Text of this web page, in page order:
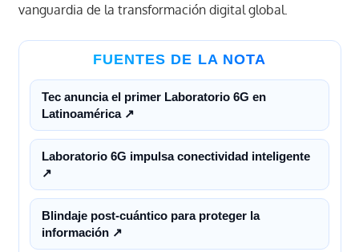
vanguardia de la transformación digital global.
FUENTES DE LA NOTA
Tec anuncia el primer Laboratorio 6G en
Latinoamérica ↗
Laboratorio 6G impulsa conectividad inteligente
↗
Blindaje post-cuántico para proteger la
información ↗